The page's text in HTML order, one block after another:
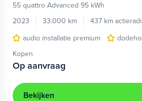
55 quattro Advanced 95 kWh
2023
33.000 km 437 km
audio installatie premium
Kopen
Op aanvraag
Bekijken